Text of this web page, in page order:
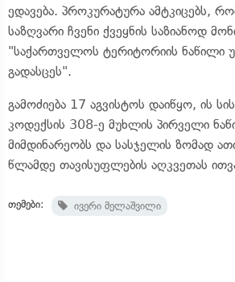
ედავება. პროკურატურა ამტკიცებს,
საზღვარი ჩვენი ქვეყნის საზიანოდ
"საქართველოს ტერიტორიის ნაწილი
გადასცეს".
გამოძიება 17 აგვისტოს დაიწყო, ის
კოდექსის 308-ე მუხლის პირველი
მიმდინარეობს და სასჯელის ზომად
წლამდე თავისუფლების აღკვეთას
თემები: ივერი მელაშვილი